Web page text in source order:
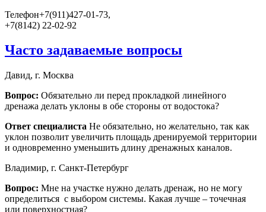
Телефон+7(911)427-01-73,
+7(8142) 22-02-92
Часто задаваемые вопросы
Давид, г. Москва
Вопрос: Обязательно ли перед прокладкой линейного
дренажа делать уклоны в обе стороны от водостока?
Ответ специалиста Не обязательно, но желательно, так как
уклон позволит увеличить площадь дренируемой территории
и одновременно уменьшить длину дренажных каналов.
Владимир, г. Санкт-Петербург
Вопрос: Мне на участке нужно делать дренаж, но не могу
определиться с выбором системы. Какая лучше – точечная
или поверхностная?